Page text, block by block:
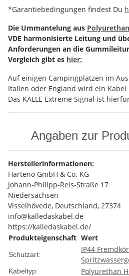
*Garantiebedingungen findest Du
Die Ummantelung aus Polyurethan
VDE harmonisierte Leitung und
Anforderungen an die
Vergleich gibt es hier:
Auf einigen Campingplätzen im
Italien oder England wird ein
Das KALLE Extreme Signal ist
Angaben zur
Herstellerinformationen:
Harteno GmbH & Co. KG
Johann-Philipp-Reis-Straße 17
Niedersachsen
Visselhövede, Deutschland, 27374
info@kalledaskabel.de
https://kalledaskabel.de/
Produkteigenschaft Wert
Schutzart:
IP44
Kabeltyp: Polyurethan